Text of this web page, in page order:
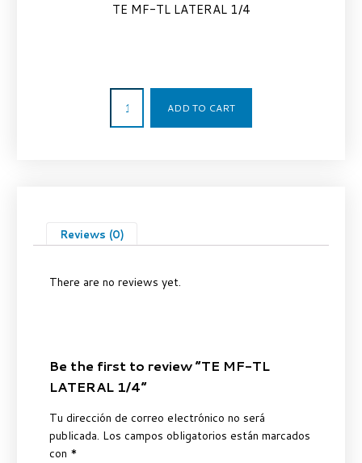
TE MF-TL LATERAL 1/4
ADD TO CART
Reviews (0)
There are no reviews yet.
Be the first to review “TE MF-TL
LATERAL 1/4”
Tu dirección de correo electrónico no será
publicada. Los campos obligatorios están marcados
con *